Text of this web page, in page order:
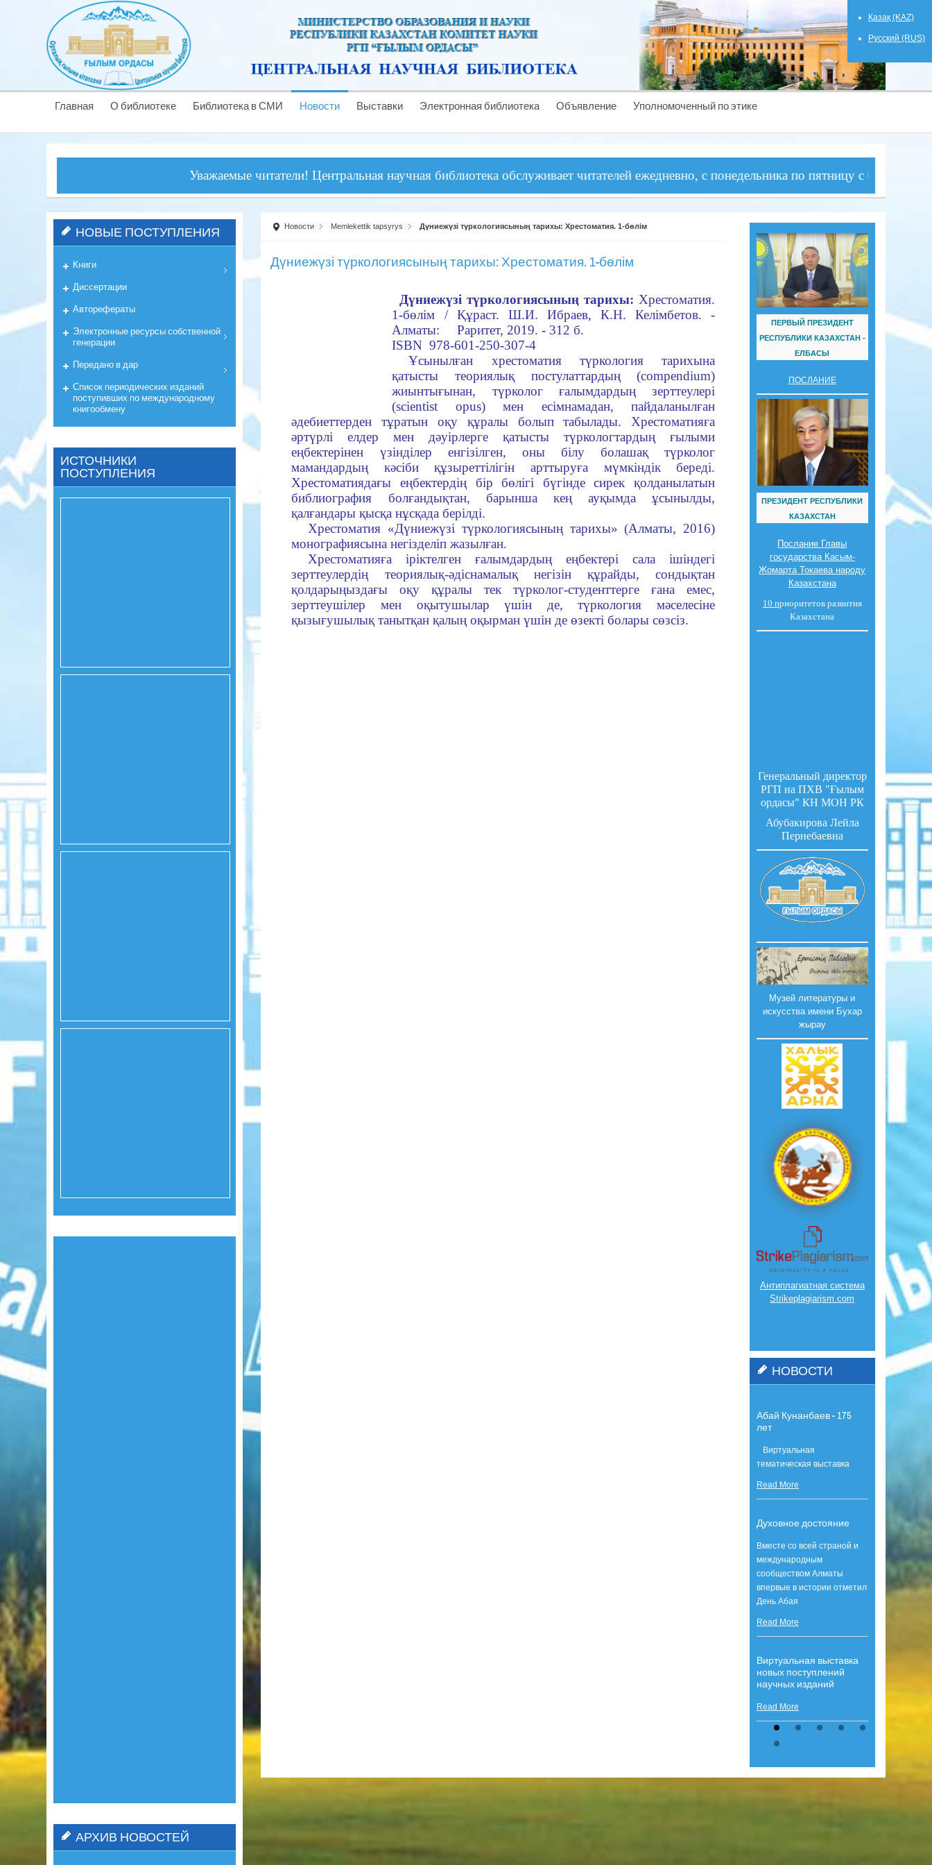
Қазақ (KAZ)
Русский (RUS)
Главная О библиотеке Библиотека в СМИ Новости Выставки Электронная библиотека Объявление Уполномоченный по этике
Уважаемые читатели! Центральная научная библиотека обслуживает читателей ежедневно, с понедельника по пятницу с 09-00 до
Новости Memlekettik tapsyrys Дүниежүзі түркологиясының тарихы: Хрестоматия. 1-бөлім
Дүниежүзі түркологиясының тарихы: Хрестоматия. 1-бөлім
Дүниежүзі түркологиясының тарихы: Хрестоматия.
1-бөлім / Құраст. Ш.И. Ибраев, К.Н. Келімбетов. -
Алматы: Раритет, 2019. - 312 б.
ISBN 978-601-250-307-4
Ұсынылған хрестоматия түркология тарихына
қатысты теориялық постулаттардың (соmpendium)
жиынтығынан, түрколог ғалымдардың зерттеулері
(scientist opus) мен есімнамадан, пайдаланылған
әдебиеттерден тұратын оқу құралы болып табылады. Хрестоматияға
әртүрлі елдер мен дәуірлерге қатысты түркологтардың ғылыми
еңбектерінен үзінділер енгізілген, оны білу болашақ түрколог
мамандардың кәсіби құзыреттілігін арттыруға мүмкіндік береді.
Хрестоматиядағы еңбектердің бір бөлігі бүгінде сирек қолданылатын
библиография болғандықтан, барынша кең ауқымда ұсынылды,
қалғандары қысқа нұсқада берілді.
Хрестоматия «Дүниежүзі түркологиясының тарихы» (Алматы, 2016)
монографиясына негізделіп жазылған.
Хрестоматияға іріктелген ғалымдардың еңбектері сала ішіндегі
зерттеулердің теориялық-әдіснамалық негізін құрайды, сондықтан
қолдарыңыздағы оқу құралы тек түрколог-студенттерге ғана емес,
зерттеушілер мен оқытушылар үшін де, түркология мәселесіне
қызығушылық танытқан қалың оқырман үшін де өзекті болары сөзсіз.
ПЕРВЫЙ ПРЕЗИДЕНТ
РЕСПУБЛИКИ КАЗАХСТАН -
ЕЛБАСЫ
ПОСЛАНИЕ
ПРЕЗИДЕНТ РЕСПУБЛИКИ
КАЗАХСТАН
Послание Главы
государства Касым-
Жомарта Токаева народу
Казахстана
10 приоритетов развития
Казахстана
Генеральный директор
РГП на ПХВ "Ғылым
ордасы" КН МОН РК
Абубакирова Лейла
Пернебаевна
Музей литературы и
искусства имени Бухар
жырау
Антиплагиатная система
Strikeplagiarism.com
НОВОСТИ
Абай Кунанбаев - 175
лет
Виртуальная
тематическая выставка
Read More
Духовное достояние
Вместе со всей страной и
международным
сообществом Алматы
впервые в истории отметил
День Абая
Read More
Виртуальная выставка
новых поступлений
научных изданий
Read More
НОВЫЕ ПОСТУПЛЕНИЯ
Книги
Диссертации
Авторефераты
Электронные ресурсы собственной
генерации
Передано в дар
Список периодических изданий
поступивших по международному
книгообмену
ИСТОЧНИКИ
ПОСТУПЛЕНИЯ
АРХИВ НОВОСТЕЙ